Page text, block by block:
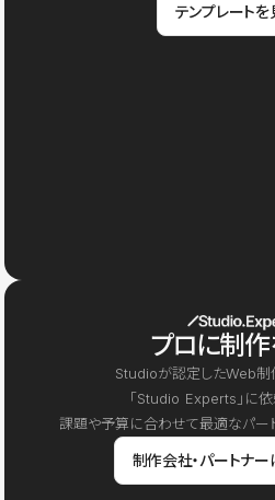
テンプレートを
プロに制
Studioが認定したWeb制
「Studio Experts」に依
課題や予算に合わせて最適なパー
制作会社・パートナー